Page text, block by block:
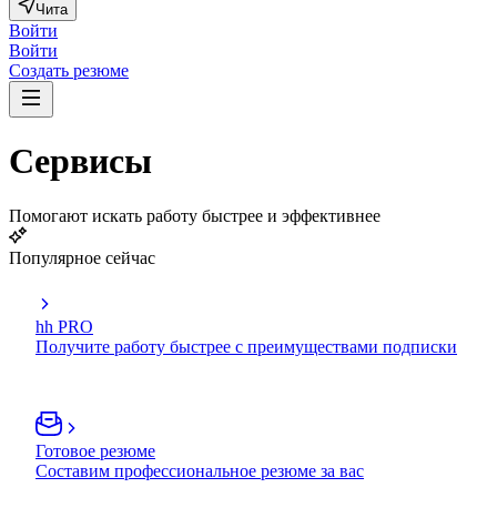
Чита
Войти
Войти
Создать резюме
Сервисы
Помогают искать работу быстрее и эффективнее
Популярное сейчас
hh PRO
Получите работу быстрее с преимуществами подписки
Готовое резюме
Составим профессиональное резюме за вас